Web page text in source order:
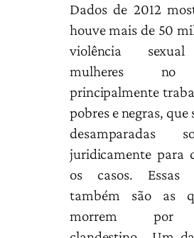
Dados de 2012
houve mais de 50
violência
mulheres no
principalmente
pobres e negras, que
desamparadas
juridicamente para
os casos. Essas
também são as
morrem por